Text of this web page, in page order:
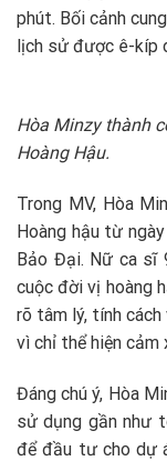
phút. Bối cảnh
lịch sử được ê-kíp
Hòa Minzy thành
Hoàng Hậu.
Trong MV, Hòa
Hoàng hậu từ
Bảo Đại. Nữ ca sĩ
cuộc đời vị hoàng
rõ tâm lý, tính
vì chỉ thể hiện cảm
Đáng chú ý, Hòa
sử dụng gần như
để đầu tư cho dự